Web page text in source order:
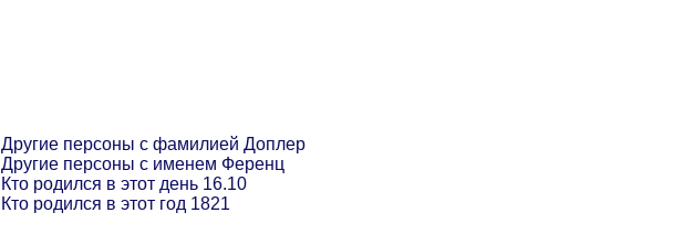
Другие персоны с фамилией Доплер
Другие персоны с именем Ференц
Кто родился в этот день 16.10
Кто родился в этот год 1821